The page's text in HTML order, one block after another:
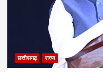
छत्तीसगढ़ राज्य